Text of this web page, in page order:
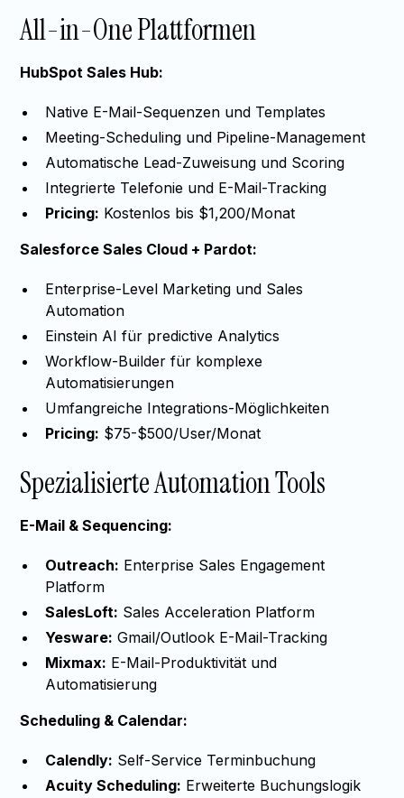
All-in-One Plattformen
HubSpot Sales Hub:
Native E-Mail-Sequenzen und Templates
Meeting-Scheduling und Pipeline-Management
Automatische Lead-Zuweisung und Scoring
Integrierte Telefonie und E-Mail-Tracking
Pricing: Kostenlos bis $1,200/Monat
Salesforce Sales Cloud + Pardot:
Enterprise-Level Marketing und Sales
Automation
Einstein AI für predictive Analytics
Workflow-Builder für komplexe
Automatisierungen
Umfangreiche Integrations-Möglichkeiten
Pricing: $75-$500/User/Monat
Spezialisierte Automation Tools
E-Mail & Sequencing:
Outreach: Enterprise Sales Engagement
Platform
SalesLoft: Sales Acceleration Platform
Yesware: Gmail/Outlook E-Mail-Tracking
Mixmax: E-Mail-Produktivität und
Automatisierung
Scheduling & Calendar:
Calendly: Self-Service Terminbuchung
Acuity Scheduling: Erweiterte Buchungslogik